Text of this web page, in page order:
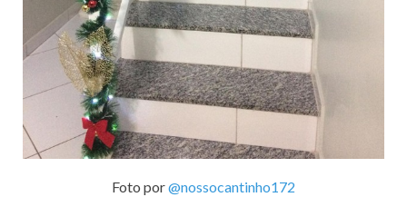
Foto por@nossocantinho172